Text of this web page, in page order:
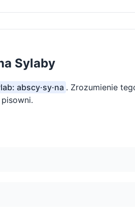
Sylaby
abscy·sy·na . Zrozumienie